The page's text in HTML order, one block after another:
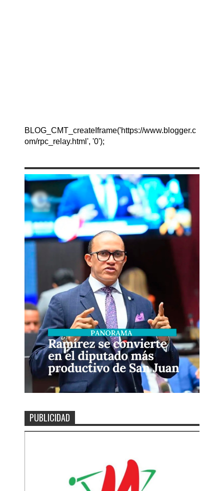
BLOG_CMT_createIframe('https://www.blogger.c
om/rpc_relay.html', '0');
PUBLICIDAD